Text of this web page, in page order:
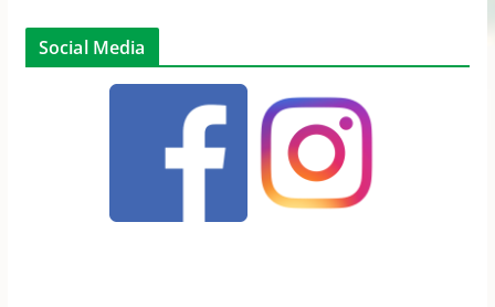
Social Media